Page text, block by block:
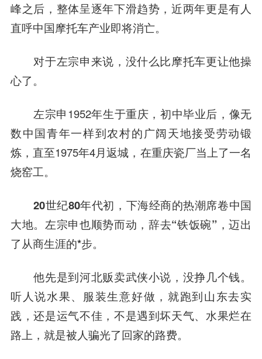
峰之后，整体呈逐年下滑趋势，近两年更是有人
直呼中国摩托车产业即将消亡。
对于左宗申来说，没什么比摩托车更让他操
心了。
左宗申1952年生于重庆，初中毕业后，像无
数中国青年一样到农村的广阔天地接受劳动锻
炼，直至1975年4月返城，在重庆瓷厂当上了一名
烧窑工。
20世纪80年代初，下海经商的热潮席卷中国
大地。左宗申也顺势而动，辞去“铁饭碗”，迈出
了从商生涯的*步。
他先是到河北贩卖武侠小说，没挣几个钱。
听人说水果、服装生意好做，就跑到山东去实
践，还是运气不佳，不是遇到坏天气、水果烂在
路上 ，就是被人骗光了回家的路费。